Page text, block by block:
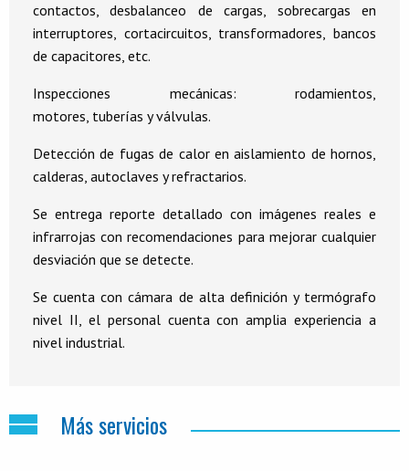
contactos, desbalanceo de cargas, sobrecargas en
interruptores, cortacircuitos, transformadores, bancos
de capacitores, etc.
Inspecciones mecánicas: rodamientos,
motores, tuberías y válvulas.
Detección de fugas de calor en aislamiento de hornos,
calderas, autoclaves y refractarios.
Se entrega reporte detallado con imágenes reales e
infrarrojas con recomendaciones para mejorar cualquier
desviación que se detecte.
Se cuenta con cámara de alta definición y termógrafo
nivel II, el personal cuenta con amplia experiencia a
nivel industrial.
Más servicios